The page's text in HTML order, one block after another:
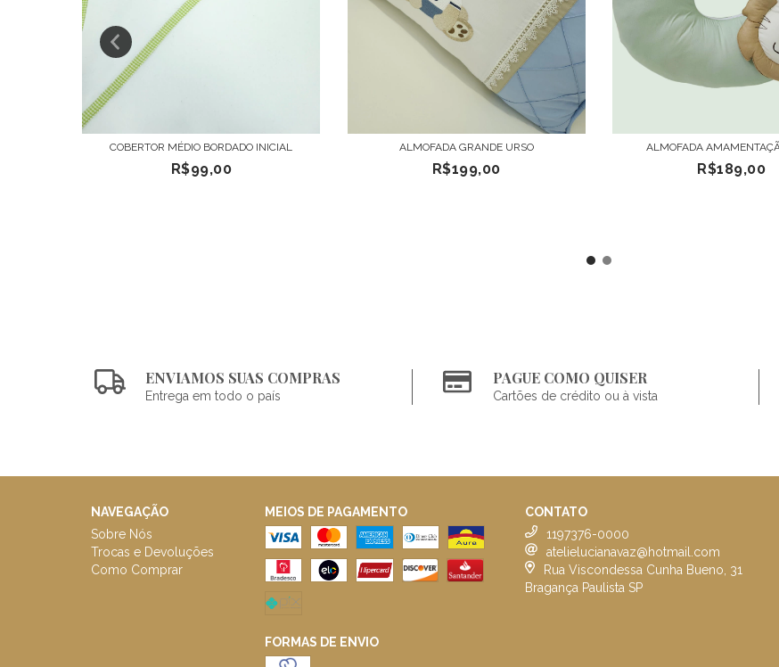
COBERTOR MÉDIO BORDADO INICIAL
R$99,00
ALMOFADA GRANDE URSO
R$199,00
ALMOFADA
R$189,00
ENVIAMOS SUAS COMPRAS
Entrega em todo o país
PAGUE COMO QUISER
Cartões de crédito ou à vista
NAVEGAÇÃO
Sobre Nós
Trocas e Devoluções
Como Comprar
MEIOS DE PAGAMENTO
FORMAS DE ENVIO
CONTATO
1197376-0000
atelielucianavaz@hotmail.com
Rua Viscondessa Cunha Bueno, 31
Bragança Paulista SP